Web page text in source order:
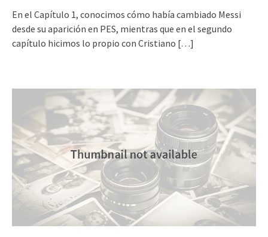
En el Capítulo 1, conocimos cómo había cambiado Messi
desde su aparición en PES, mientras que en el segundo
capítulo hicimos lo propio con Cristiano […]